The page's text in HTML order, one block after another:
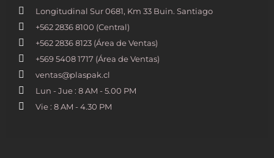
Longitudinal Sur 0681, Km 33 Buin. Santiago
+562 2836 8100​ (Central)
+562 2836 8123 (Área de Ventas)
+569 5408 1717 (Área de Ventas)
ventas@plaspak.cl
Lun - Jue : 8 AM - 5.00 PM
Vie : 8 AM - 4.30 PM